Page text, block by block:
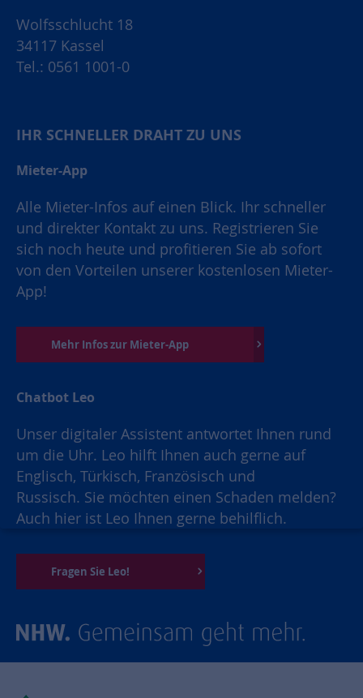
Wolfsschlucht 18
34117 Kassel
Tel.: 0561 1001-0
IHR SCHNELLER DRAHT ZU UNS
Mieter-App
Alle Mieter-Infos auf einen Blick. Ihr schneller
und direkter Kontakt zu uns. Registrieren Sie
sich noch heute und profitieren Sie ab sofort
von den Vorteilen unserer kostenlosen Mieter-
App!
Mehr Infos zur Mieter-App
Chatbot Leo
Unser digitaler Assistent antwortet Ihnen rund
um die Uhr. Leo hilft Ihnen auch gerne auf
Englisch, Türkisch, Französisch und
Russisch. Sie möchten einen Schaden melden?
Auch hier ist Leo Ihnen gerne behilflich.
Fragen Sie Leo!